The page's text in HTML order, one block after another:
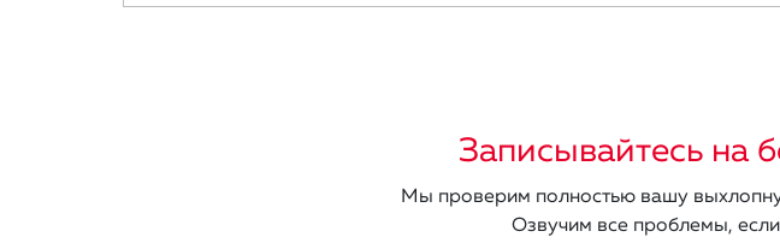
Записывайтесь на
Мы проверим полностью вашу
Озвучим все проблемы,